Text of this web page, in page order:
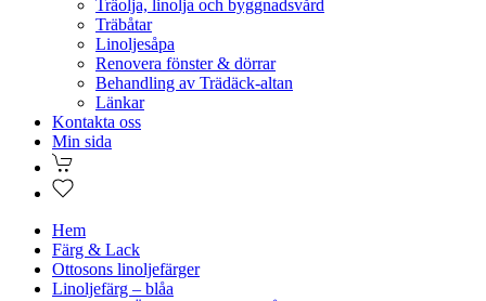
Träolja, linolja och byggnadsvård
Träbåtar
Linoljesåpa
Renovera fönster & dörrar
Behandling av Trädäck-altan
Länkar
Kontakta oss
Min sida
Hem
Färg & Lack
Ottosons linoljefärger
Linoljefärg – blåa